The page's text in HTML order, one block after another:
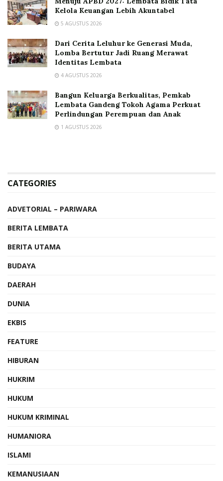
Kelola Keuangan Lebih Akuntabel
5 AGUSTUS 2026
Dari Cerita Leluhur ke Generasi Muda,
Lomba Bertutur Jadi Ruang Merawat
Identitas Lembata
4 AGUSTUS 2026
Bangun Keluarga Berkualitas, Pemkab
Lembata Gandeng Tokoh Agama Perkuat
Perlindungan Perempuan dan Anak
1 AGUSTUS 2026
CATEGORIES
ADVETORIAL – PARIWARA
BERITA LEMBATA
BERITA UTAMA
BUDAYA
DAERAH
DUNIA
EKBIS
FEATURE
HIBURAN
HUKRIM
HUKUM
HUKUM KRIMINAL
HUMANIORA
ISLAMI
KEMANUSIAAN